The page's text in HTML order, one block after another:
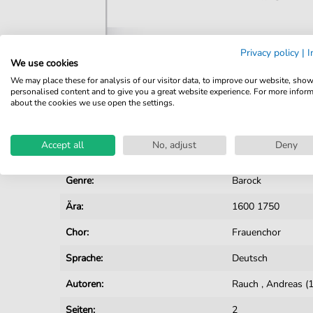
Details
Produktnummer:
Instrumente:
Chor
Genre:
Barock
Ära:
1600 1750
Chor:
Frauenchor
Sprache:
Deutsch
Autoren:
Rauch ,Andreas
Seiten:
2
Privacy policy |
We use cookies
We may place these for analysis of our visitor data, to improve our website, show
personalised content and to give you a great website experience. For more
about the cookies we use open the settings.
Accept all No, adjust Deny